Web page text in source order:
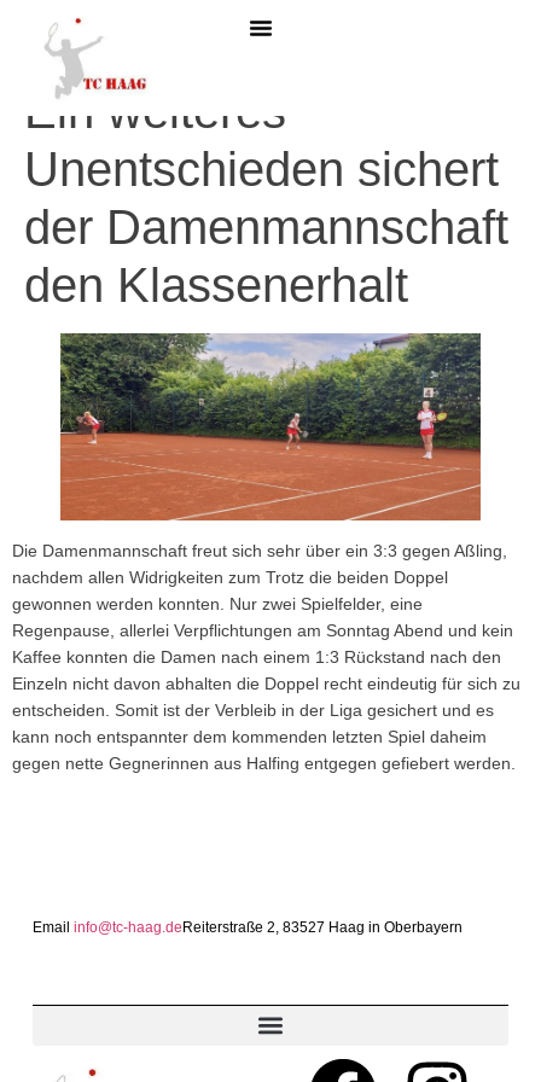
Ein weiteres
Unentschieden sichert
der Damenmannschaft
den Klassenerhalt
Die Damenmannschaft freut sich sehr über ein 3:3 gegen Aßling,
nachdem allen Widrigkeiten zum Trotz die beiden Doppel
gewonnen werden konnten. Nur zwei Spielfelder, eine
Regenpause, allerlei Verpflichtungen am Sonntag Abend und kein
Kaffee konnten die Damen nach einem 1:3 Rückstand nach den
Einzeln nicht davon abhalten die Doppel recht eindeutig für sich zu
entscheiden. Somit ist der Verbleib in der Liga gesichert und es
kann noch entspannter dem kommenden letzten Spiel daheim
gegen nette Gegnerinnen aus Halfing entgegen gefiebert werden.
Email info@tc-haag.deReiterstraße 2, 83527 Haag in Oberbayern